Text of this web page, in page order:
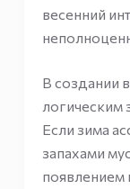
весенний
В создании
логическим
Если зима
запахами
появлением